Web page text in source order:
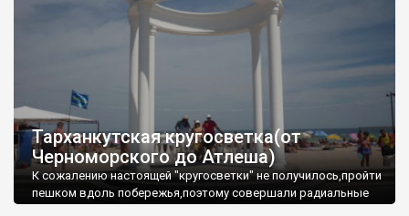
Тарханкутская кругосветка(от
Черноморского до Атлеша)
К сожалению настоящей "кругосветки" не получилось,пройти
пешком вдоль побережья,поэтому совершали радиальные